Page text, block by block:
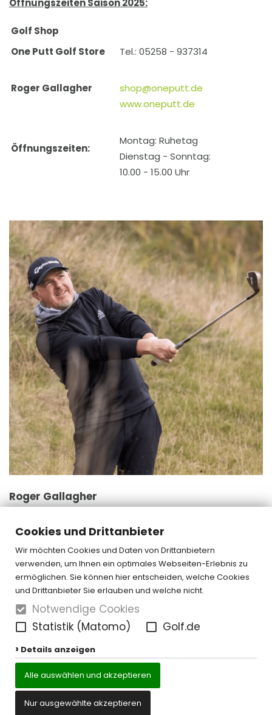
Cookies und Drittanbieter
Wir möchten Cookies und Daten von Drittanbietern
verwenden, um Ihnen ein optimales Webseiten-Erlebnis zu
ermöglichen. Sie können hier entscheiden, welche Cookies
und Drittanbieter Sie erlauben und welche nicht.
Notwendige Cookies
Statistik (Matomo)
Golf.de
Details anzeigen
Alle auswählen und akzeptieren
Nur ausgewählte akzeptieren
Öffnungszeiten Saison 2025:
Golf Shop
One Putt Golf Store
Tel.: 05258 - 937314
Roger Gallagher
shop@oneputt.de
www.oneputt.de
Öffnungszeiten:
Montag: Ruhetag
Dienstag - Sonntag:
10.00 - 15.00 Uhr
Roger Gallagher
PGA Head Professional & Betreiber Golfshop Paderborner Land
Telefon: 0170 7312844
Kontakt Datenschutz Impressum